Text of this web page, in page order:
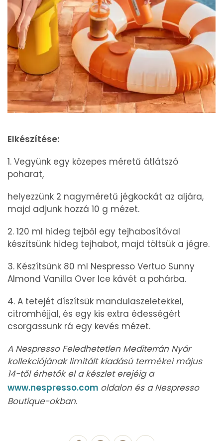
Elkészítése:
1. Vegyünk egy közepes méretű átlátszó
poharat,
helyezzünk 2 nagyméretű jégkockát az aljára,
majd adjunk hozzá 10 g mézet.
2. 120 ml hideg tejből egy tejhabosítóval
készítsünk hideg tejhabot, majd töltsük a jégre.
3. Készítsünk 80 ml Nespresso Vertuo Sunny
Almond Vanilla Over Ice kávét a pohárba.
4. A tetejét díszítsük mandulaszeletekkel,
citromhéjjal, és egy kis extra édességért
csorgassunk rá egy kevés mézet.
A Nespresso Feledhetetlen Mediterrán Nyár
kollekciójának limitált kiadású termékei május
14-től érhetők el a készlet erejéig a
www.nespresso.com oldalon és a Nespresso
Boutique-okban.